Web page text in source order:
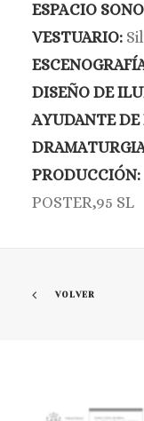
ESPACIO
VESTUARIO:
DISEÑO DE
AYUDANTE
PRODUCCIÓN:
POSTER,95 SL
VOLVER